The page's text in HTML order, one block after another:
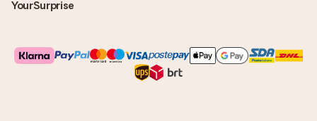
YourSurprise